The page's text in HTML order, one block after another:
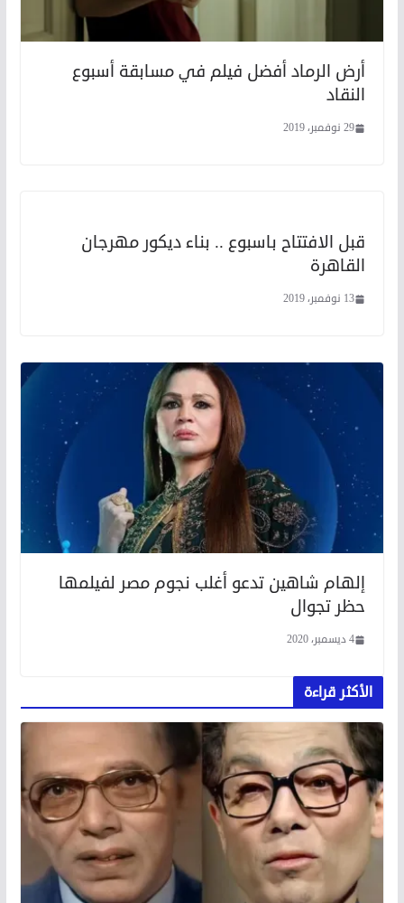
أرض الرماد أفضل فيلم في مسابقة أسبوع
النقاد
29 نوفمبر، 2019
قبل الافتتاح باسبوع .. بناء ديكور مهرجان
القاهرة
13 نوفمبر، 2019
إلهام شاهين تدعو أغلب نجوم مصر لفيلمها
حظر تجوال
4 ديسمبر، 2020
الأكثر قراءة